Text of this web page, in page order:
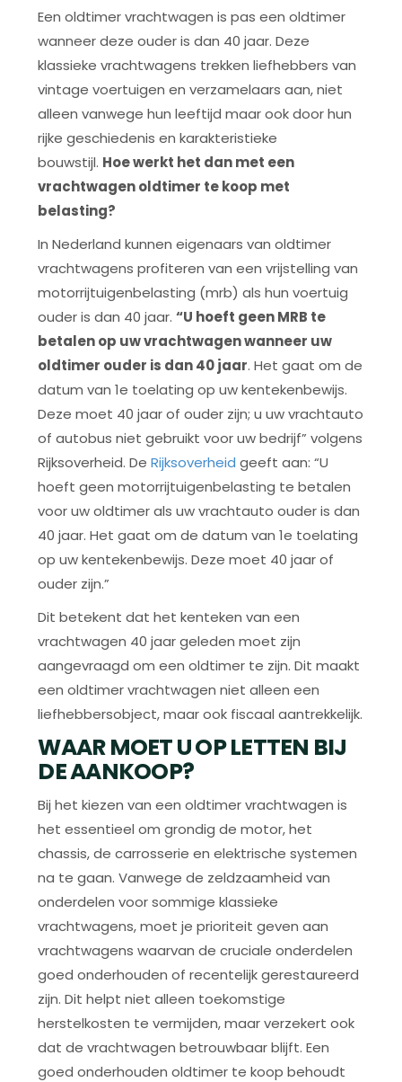
Een oldtimer vrachtwagen is pas een oldtimer
wanneer deze ouder is dan 40 jaar. Deze
klassieke vrachtwagens trekken liefhebbers van
vintage voertuigen en verzamelaars aan, niet
alleen vanwege hun leeftijd maar ook door hun
rijke geschiedenis en karakteristieke
bouwstijl. Hoe werkt het dan met een
vrachtwagen oldtimer te koop met
belasting?
In Nederland kunnen eigenaars van oldtimer
vrachtwagens profiteren van een vrijstelling van
motorrijtuigenbelasting (mrb) als hun voertuig
ouder is dan 40 jaar.“U hoeft geen MRB te
betalen op uw vrachtwagen wanneer uw
oldtimer ouder is dan 40 jaar. Het gaat om de
datum van 1e toelating op uw kentekenbewijs.
Deze moet 40 jaar of ouder zijn; u uw vrachtauto
of autobus niet gebruikt voor uw bedrijf” volgens
Rijksoverheid. DeRijksoverheid geeft aan: “U
hoeft geen motorrijtuigenbelasting te betalen
voor uw oldtimer als uw vrachtauto ouder is dan
40 jaar. Het gaat om de datum van 1e toelating
op uw kentekenbewijs. Deze moet 40 jaar of
ouder zijn.”
Dit betekent dat het kenteken van een
vrachtwagen 40 jaar geleden moet zijn
aangevraagd om een oldtimer te zijn. Dit maakt
een oldtimer vrachtwagen niet alleen een
liefhebbersobject, maar ook fiscaal aantrekkelijk.
WAAR MOET U OP LETTEN BIJ
DE AANKOOP?
Bij het kiezen van een oldtimer vrachtwagen is
het essentieel om grondig de motor, het
chassis, de carrosserie en elektrische systemen
na te gaan. Vanwege de zeldzaamheid van
onderdelen voor sommige klassieke
vrachtwagens, moet je prioriteit geven aan
vrachtwagens waarvan de cruciale onderdelen
goed onderhouden of recentelijk gerestaureerd
zijn. Dit helpt niet alleen toekomstige
herstelkosten te vermijden, maar verzekert ook
dat de vrachtwagen betrouwbaar blijft. Een
goed onderhouden oldtimer te koop behoudt